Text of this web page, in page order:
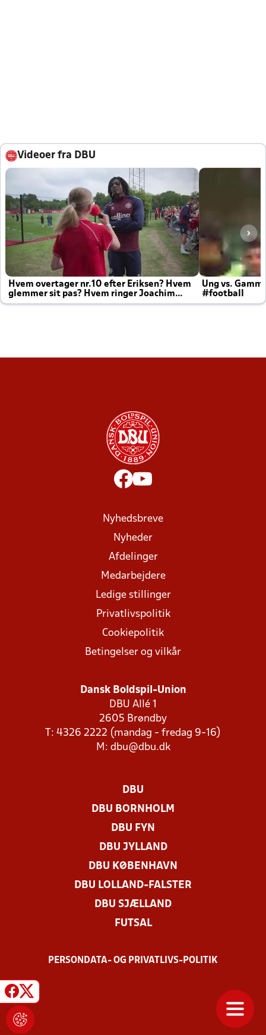
Videoer fra DBU
Hvem overtager nr.10 efter Eriksen? Hvem
glemmer sit pas? Hvem ringer Joachim
altid til efter kampe?
Ung vs.
#football
Nyhedsbreve
Nyheder
Afdelinger
Medarbejdere
Ledige stillinger
Privatlivspolitik
Cookiepolitik
Betingelser og vilkår
Dansk Boldspil-Union
DBU Allé 1
2605 Brøndby
T: 4326 2222 (mandag - fredag 9-16)
M: dbu@dbu.dk
DBU
DBU BORNHOLM
DBU FYN
DBU JYLLAND
DBU KØBENHAVN
DBU LOLLAND-FALSTER
DBU SJÆLLAND
FUTSAL
PERSONDATA- OG PRIVATLIVS-POLITIK